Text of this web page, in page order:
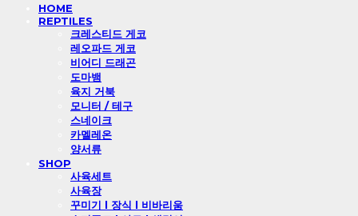
HOME
REPTILES
크레스티드 게코
레오파드 게코
비어디 드래곤
도마뱀
육지 거북
모니터 / 테구
스네이크
카멜레온
양서류
SHOP
사육세트
사육장
꾸미기 l 장식 l 비바리움